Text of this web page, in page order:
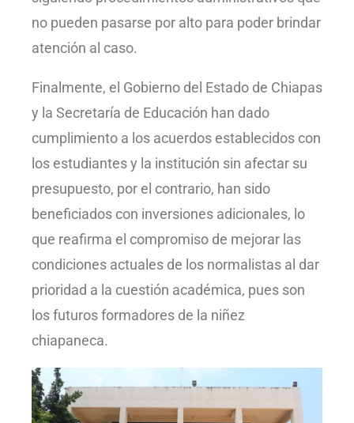
no pueden pasarse por alto para poder brindar
atención al caso.
Finalmente, el Gobierno del Estado de Chiapas
y la Secretaría de Educación han dado
cumplimiento a los acuerdos establecidos con
los estudiantes y la institución sin afectar su
presupuesto, por el contrario, han sido
beneficiados con inversiones adicionales, lo
que reafirma el compromiso de mejorar las
condiciones actuales de los normalistas al dar
prioridad a la cuestión académica, pues son
los futuros formadores de la niñez
chiapaneca.